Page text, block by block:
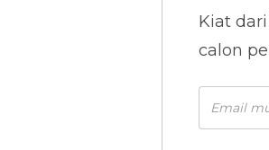
Kiat dari
calon